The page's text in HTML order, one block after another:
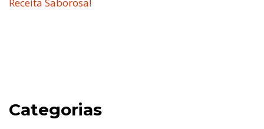
Categorias